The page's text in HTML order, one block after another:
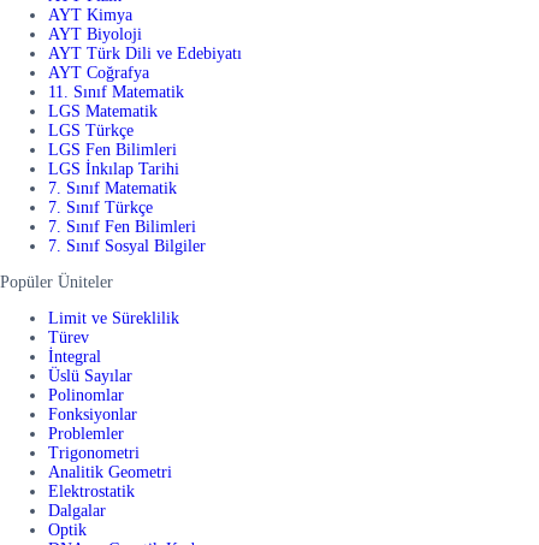
AYT Kimya
AYT Biyoloji
AYT Türk Dili ve Edebiyatı
AYT Coğrafya
11. Sınıf Matematik
LGS Matematik
LGS Türkçe
LGS Fen Bilimleri
LGS İnkılap Tarihi
7. Sınıf Matematik
7. Sınıf Türkçe
7. Sınıf Fen Bilimleri
7. Sınıf Sosyal Bilgiler
Popüler Üniteler
Limit ve Süreklilik
Türev
İntegral
Üslü Sayılar
Polinomlar
Fonksiyonlar
Problemler
Trigonometri
Analitik Geometri
Elektrostatik
Dalgalar
Optik